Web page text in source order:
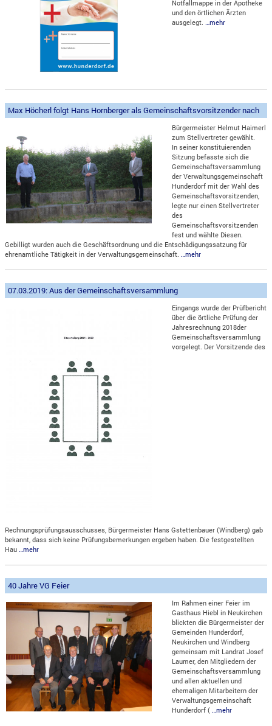
Notfallmappe in der Apotheke
und den örtlichen Ärzten
ausgelegt.
…mehr
Max Höcherl folgt Hans Hornberger als Gemeinschaftsvorsitzender nach
Bürgermeister Helmut Haimerl
zum Stellvertreter gewählt.
In seiner konstituierenden
Sitzung befasste sich die
Gemeinschaftsversammlung
der Verwaltungsgemeinschaft
Hunderdorf mit der Wahl des
Gemeinschaftsvorsitzenden,
legte nur einen Stellvertreter
des
Gemeinschaftsvorsitzenden
fest und wählte Diesen.
Gebilligt wurden auch die Geschäftsordnung und die Entschädigungssatzung für
ehrenamtliche Tätigkeit in der Verwaltungsgemeinschaft.
…mehr
07.03.2019: Aus der Gemeinschaftsversammlung
Eingangs wurde der Prüfbericht
über die örtliche Prüfung der
Jahresrechnung 2018der
Gemeinschaftsversammlung
vorgelegt. Der Vorsitzende des
Rechnungsprüfungsausschusses, Bürgermeister Hans Gstettenbauer (Windberg) gab
bekannt, dass sich keine Prüfungsbemerkungen ergeben haben. Die festgestellten
Hau
…mehr
40 Jahre VG Feier
Im Rahmen einer Feier im
Gasthaus Hiebl in Neukirchen
blickten die Bürgermeister der
Gemeinden Hunderdorf,
Neukirchen und Windberg
gemeinsam mit Landrat Josef
Laumer, den Mitgliedern der
Gemeinschaftsversammlung
und allen aktuellen und
ehemaligen Mitarbeitern der
Verwaltungsgemeinschaft
Hunderdorf (…mehr